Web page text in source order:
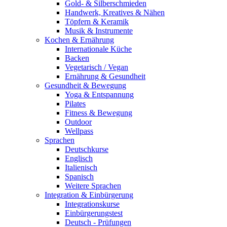
Gold- & Silberschmieden
Handwerk, Kreatives & Nähen
Töpfern & Keramik
Musik & Instrumente
Kochen & Ernährung
Internationale Küche
Backen
Vegetarisch / Vegan
Ernährung & Gesundheit
Gesundheit & Bewegung
Yoga & Entspannung
Pilates
Fitness & Bewegung
Outdoor
Wellpass
Sprachen
Deutschkurse
Englisch
Italienisch
Spanisch
Weitere Sprachen
Integration & Einbürgerung
Integrationskurse
Einbürgerungstest
Deutsch - Prüfungen